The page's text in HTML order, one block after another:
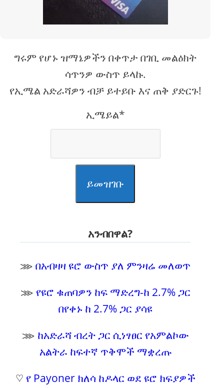
ግሩም የሆኑ ዝማኔዎችን በቀጥታ በገቢ መልዕክት
ሳጥንዎ ውስጥ ይላኩ.
የኢሜል አድራሻዎን ብቻ ይተይቡ እና ጠቅ ያድርጉ!
ኢሜይል*
ይመዝገቡ
አንብበዋል?
⋙በአብዛዛ ዩሮ ውስጥ ያለ ምንዛሬ መለወጥ
⋙ የዩሮ ቁጠባዎን ከፍ ማድረግ-ከ 2.7% ጋር
በየቀኑ ከ 2.7% ጋር ያሳዩ
⋙ ከአድራሻ ብረት ጋር ሲነፃፀር የአምልኮው
አልትራ ከፍተኛ ጥቅሞች ማቋረጡ
♡ የ Payoner ክለሳ ከዶላር ወደ ዩሮ ክፍያዎች